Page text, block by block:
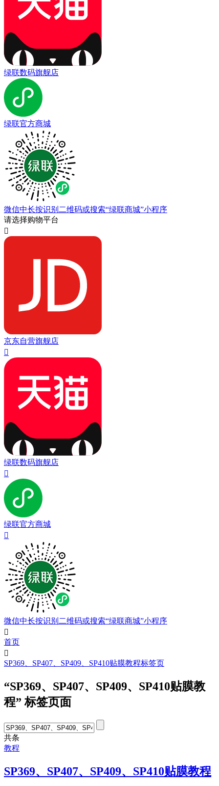
绿联数码旗舰店
绿联官方商城
微信中长按识别二维码或搜索“绿联商城”小程序
请选择购物平台

京东自营旗舰店

绿联数码旗舰店

绿联官方商城

微信中长按识别二维码或搜索“绿联商城”小程序

首页

SP369、SP407、SP409、SP410贴膜教程标签页
“SP369、SP407、SP409、SP410贴膜教
程” 标签页面
共条
教程
SP369、SP407、SP409、SP410贴膜教程